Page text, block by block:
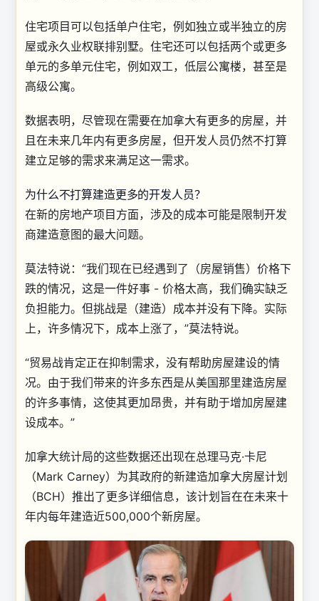
住宅项目可以包括单户住宅，例如独立或半独立的房
屋或永久业权联排别墅。住宅还可以包括两个或更多
单元的多单元住宅，例如双工，低层公寓楼，甚至是
高级公寓。
数据表明，尽管现在需要在加拿大有更多的房屋，并
且在未来几年内有更多房屋，但开发人员仍然不打算
建立足够的需求来满足这一需求。
为什么不打算建造更多的开发人员？
在新的房地产项目方面，涉及的成本可能是限制开发
商建造意图的最大问题。
莫法特说：“我们现在已经遇到了（房屋销售）价格下
跌的情况，这是一件好事 - 价格太高，我们确实缺乏
负担能力。但挑战是（建造）成本并没有下降。实际
上，许多情况下，成本上涨了，”莫法特说。
“贸易战肯定正在抑制需求，没有帮助房屋建设的情
况。由于我们带来的许多东西是从美国那里建造房屋
的许多事情，这使其更加昂贵，并有助于增加房屋建
设成本。”
加拿大统计局的这些数据还出现在总理马克·卡尼
（Mark Carney）为其政府的新建造加拿大房屋计划
（BCH）推出了更多详细信息，该计划旨在在未来十
年内每年建造近500,000个新房屋。